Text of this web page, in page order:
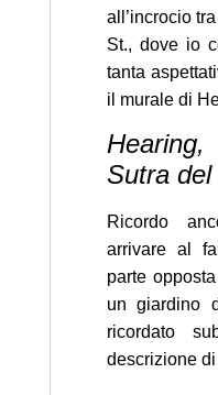
all’incrocio
St., dove io
tanta
il murale di
Sutra
Ricordo
arrivare al
parte
un giardino
ricordato
descrizione di